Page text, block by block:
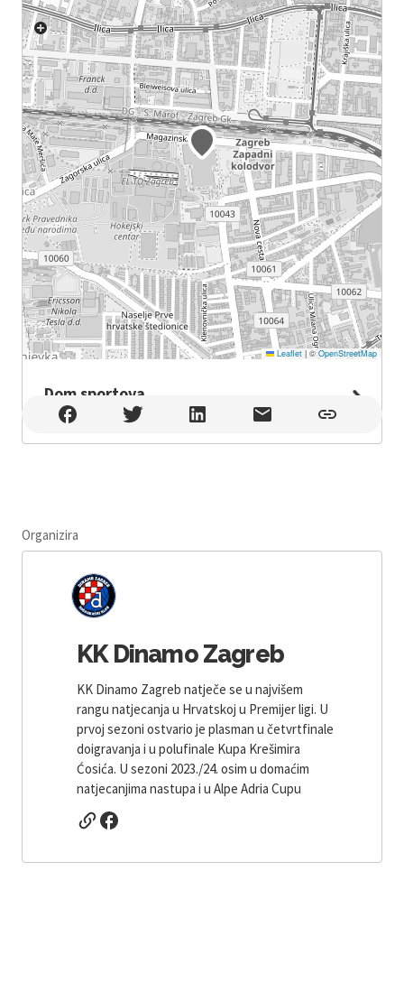
Leaflet |©OpenStreetMap
Dom sportova
Dom sportova , Zagreb
Organizira
KK Dinamo Zagreb
KK Dinamo Zagreb natječe se u najvišem
rangu natjecanja u Hrvatskoj u Premijer ligi. U
prvoj sezoni ostvario je plasman u četvrtfinale
doigravanja i u polufinale Kupa Krešimira
Ćosića. U sezoni 2023./24. osim u domaćim
natjecanjima nastupa i u Alpe Adria Cupu